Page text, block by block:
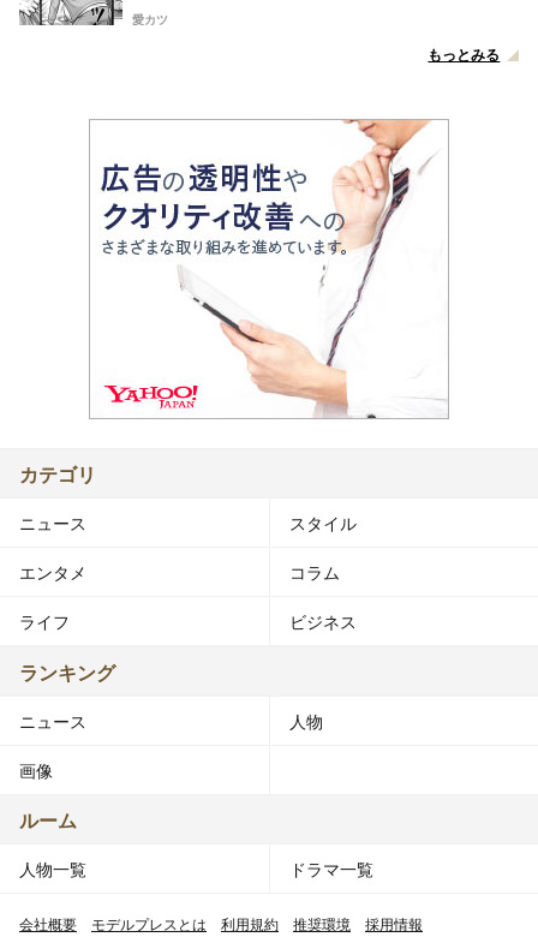
愛カツ
もっとみる
カテゴリ
ニュース スタイル
エンタメ コラム
ライフ ビジネス
ランキング
ニュース 人物
画像
ルーム
人物一覧 ドラマ一覧
会社概要 モデルプレスとは 利用規約 推奨環境 採用情報